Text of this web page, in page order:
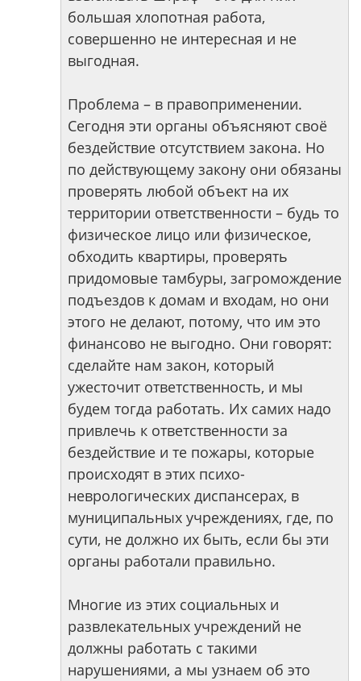
большая хлопотная работа,
совершенно не интересная и не
выгодная.
Проблема – в правоприменении.
Сегодня эти органы объясняют своё
бездействие отсутствием закона. Но
по действующему закону они обязаны
проверять любой объект на их
территории ответственности – будь то
физическое лицо или физическое,
обходить квартиры, проверять
придомовые тамбуры, загромождение
подъездов к домам и входам, но они
этого не делают, потому, что им это
финансово не выгодно. Они говорят:
сделайте нам закон, который
ужесточит ответственность, и мы
будем тогда работать. Их самих надо
привлечь к ответственности за
бездействие и те пожары, которые
происходят в этих психо-
неврологических диспансерах, в
муниципальных учреждениях, где, по
сути, не должно их быть, если бы эти
органы работали правильно.
Многие из этих социальных и
развлекательных учреждений не
должны работать с такими
нарушениями, а мы узнаем об это